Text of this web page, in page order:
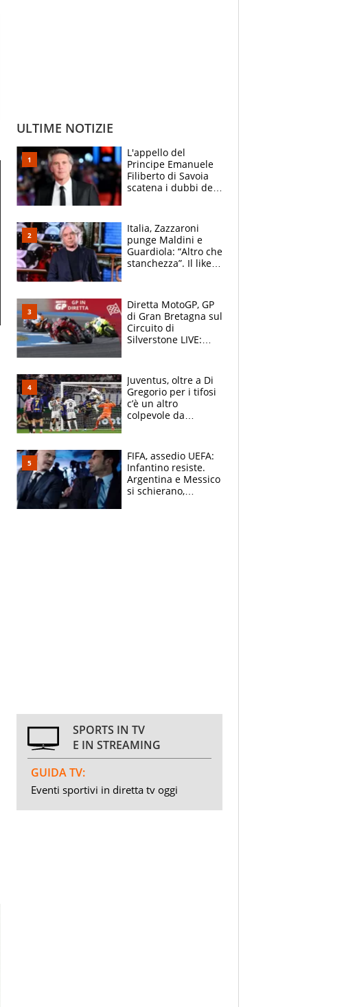
ULTIME NOTIZIE
L'appello del
Principe Emanuele
Filiberto di Savoia
scatena i dubbi dei
Italia, Zazzaroni
punge Maldini e
Guardiola: “Altro che
stanchezza”. Il like
Diretta MotoGP, GP
di Gran Bretagna sul
Circuito di
Silverstone LIVE:
Ducati in affanno
Juventus, oltre a Di
Gregorio per i tifosi
c’è un altro
colpevole da
FIFA, assedio UEFA:
Infantino resiste.
Argentina e Messico
si schierano,
SPORTS IN TV
E IN STREAMING
GUIDA TV:
Eventi sportivi in diretta tv oggi